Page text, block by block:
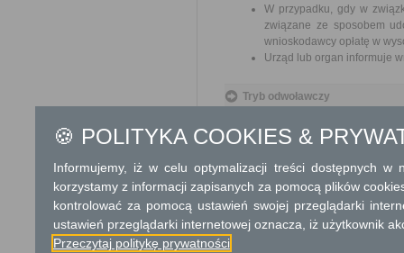
W przypadku, gdy w
związane ze sposobem
wnioskodawcy opłatę w
Urząd lub organ informuje
Tryb odwoławczy
udostępnienie informacji
Skargi i wnioski
Przedmiotem skargi może być
naruszenie praworządności lub
🍪 POLITYKA COOKIES &
Informujemy, iż w celu optymalizacji treści dostępnych w
korzystamy z informacji zapisanych za pomocą plików
kontrolować za pomocą ustawień swojej przeglądarki
ustawień przeglądarki internetowej oznacza, iż użytkownik
Przeczytaj politykę prywatności